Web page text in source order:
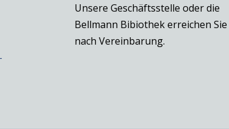
Unsere Geschäftsstelle oder die
Bellmann Bibiothek erreichen Sie
nach Vereinbarung.